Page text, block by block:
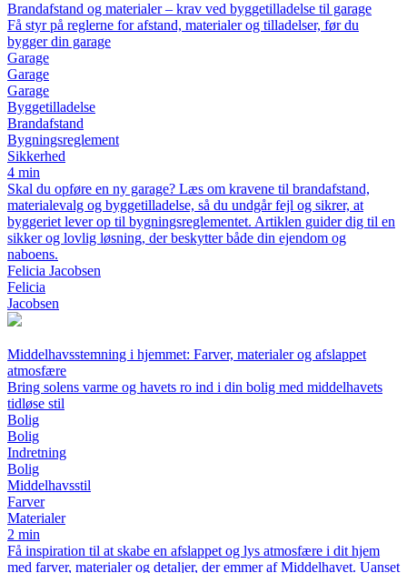
Brandafstand og materialer – krav ved byggetilladelse til garage
Få styr på reglerne for afstand, materialer og tilladelser, før du
bygger din garage
Garage
Garage
Garage
Byggetilladelse
Brandafstand
Bygningsreglement
Sikkerhed
4 min
Skal du opføre en ny garage? Læs om kravene til brandafstand,
materialevalg og byggetilladelse, så du undgår fejl og sikrer, at
byggeriet lever op til bygningsreglementet. Artiklen guider dig til en
sikker og lovlig løsning, der beskytter både din ejendom og
naboens.
Felicia Jacobsen
Felicia
Jacobsen
Middelhavsstemning i hjemmet: Farver, materialer og afslappet
atmosfære
Bring solens varme og havets ro ind i din bolig med middelhavets
tidløse stil
Bolig
Bolig
Indretning
Bolig
Middelhavsstil
Farver
Materialer
2 min
Få inspiration til at skabe en afslappet og lys atmosfære i dit hjem
med farver, materialer og detaljer, der emmer af Middelhavet. Uanset